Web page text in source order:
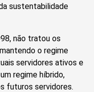
sustentabilidade
não tratou os
o regime
servidores ativos e
regime híbrido,
futuros servidores.